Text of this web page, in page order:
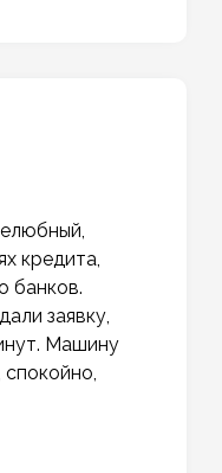
кредита,
банков.
заявку,
Машину